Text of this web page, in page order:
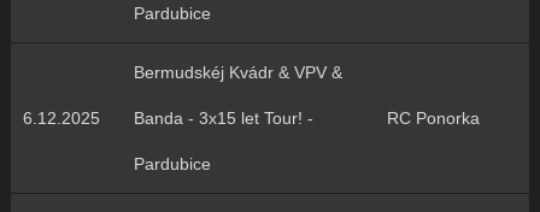
Pardubice
6.12.2025
Bermudskéj Kvádr & VPV &
Banda - 3x15 let Tour! -
Pardubice
RC Ponorka